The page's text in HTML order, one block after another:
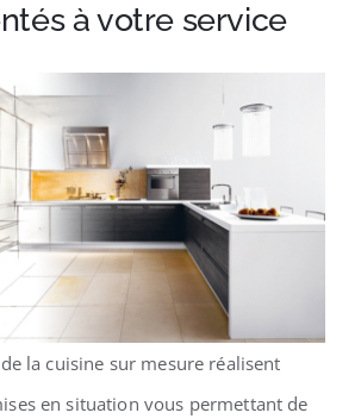
à votre service
la cuisine sur mesure réalisent
en situation vous permettant de